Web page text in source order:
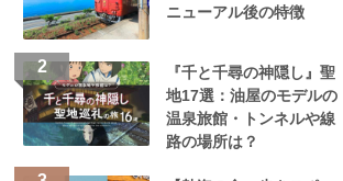
ニューアル後の特徴
『千と千尋の神隠し』聖
地17選：油屋のモデルの
温泉旅館・トンネルや線
路の場所は？